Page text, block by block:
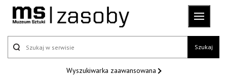
Szukaj
Wyszukiwarka zaawansowana